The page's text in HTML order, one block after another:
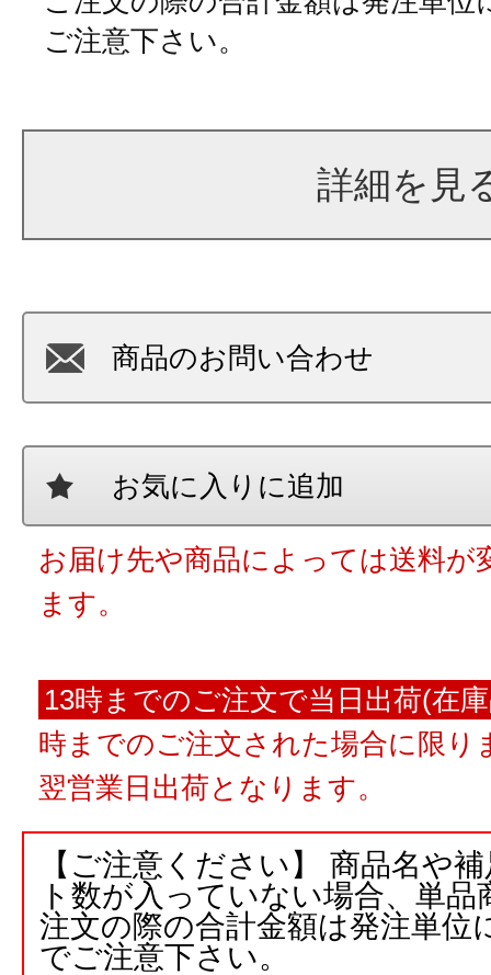
ご注意下さい。
詳細を見
商品のお問い合わせ
お気に入りに追加
お届け先や商品によっては送料が
ます。
13時までのご注文で当日出荷(在
時までのご注文された場合に限り
翌営業日出荷となります。
【ご注意ください】 商品名や
ト数が入っていない場合、単
注文の際の合計金額は発注単位
でご注意下さい。